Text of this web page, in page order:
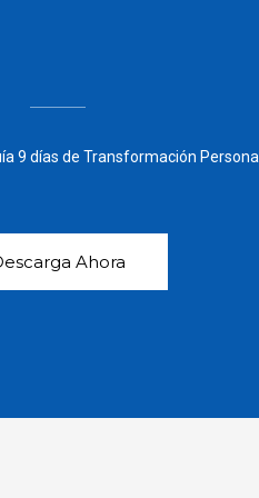
9 días de Transformación Personal
Ahora